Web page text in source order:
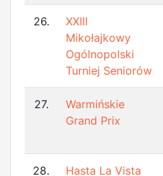
26.
XXIII
Mikołajkowy
Ogólnopolski
Turniej Seniorów
27.
Warmińskie
Grand Prix
28.
Hasta La Vista